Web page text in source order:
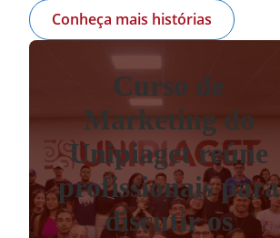
Conheça mais histórias
Curso de
Marketing do
Unipiaget reúne
profissionais para
discutir os